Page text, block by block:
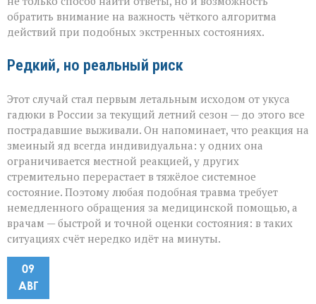
обратить внимание на важность чёткого алгоритма
действий при подобных экстренных состояниях.
Редкий, но реальный риск
Этот случай стал первым летальным исходом от укуса
гадюки в России за текущий летний сезон — до этого все
пострадавшие выживали. Он напоминает, что реакция на
змеиный яд всегда индивидуальна: у одних она
ограничивается местной реакцией, у других
стремительно перерастает в тяжёлое системное
состояние. Поэтому любая подобная травма требует
немедленного обращения за медицинской помощью, а
врачам — быстрой и точной оценки состояния: в таких
ситуациях счёт нередко идёт на минуты.
09
АВГ